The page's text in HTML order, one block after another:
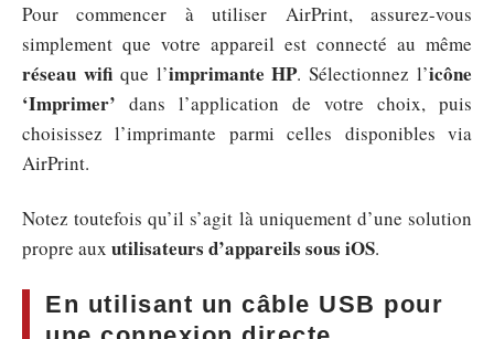
Pour commencer à utiliser AirPrint, assurez-vous
simplement que votre appareil est connecté au même
réseau wifique l’imprimante HP. Sélectionnez l’icône
‘Imprimer’ dans l’application de votre choix, puis
choisissez l’imprimante parmi celles disponibles via
AirPrint.
Notez toutefois qu’il s’agit là uniquement d’une solution
propre aux utilisateurs d’appareils sous iOS.
En utilisant un câble USB pour